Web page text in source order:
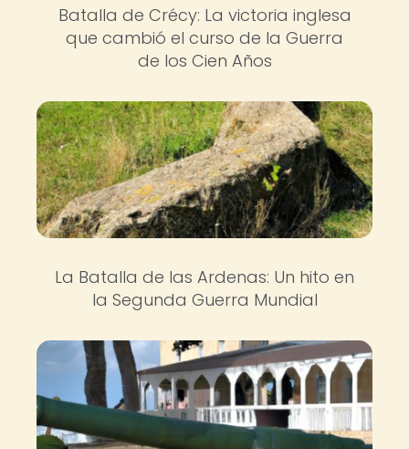
Batalla de Crécy: La victoria inglesa
que cambió el curso de la Guerra
de los Cien Años
La Batalla de las Ardenas: Un hito en
la Segunda Guerra Mundial